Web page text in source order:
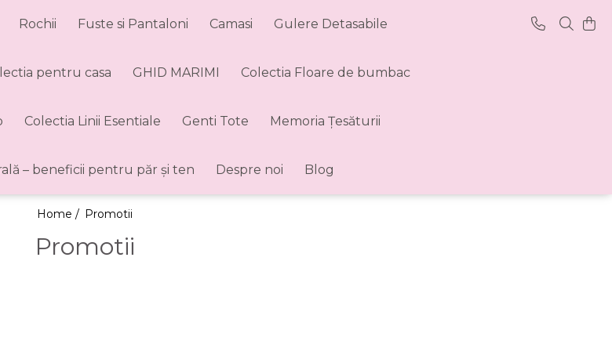
Rochii Fuste si Pantaloni Camasi Gulere Detasabile
pentru casa GHID MARIMI Colectia Floare de bumbac
Colectia Linii Esentiale Genti Tote Memoria Țesăturii
– beneficii pentru păr și ten Despre noi Blog
Home / Promotii
Promotii